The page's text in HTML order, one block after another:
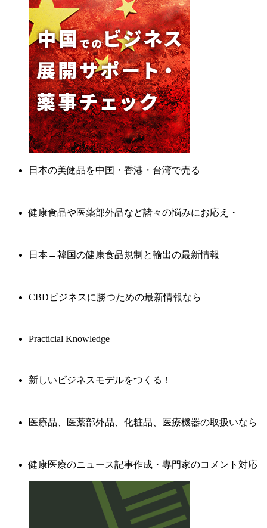
日本の美健品を中国・香港・台湾で売る
健康食品や医薬部外品など諸々の悩みにお応え・
日本→韓国の健康食品規制と輸出の最新情報
CBDビジネスに勝つための最新情報なら
Practicial Knowledge
新しいビジネスモデルをつくる！
医療品、医薬部外品、化粧品、医療機器の取扱いなら
健康医療のニュース記事作成・専門家のコメント対応